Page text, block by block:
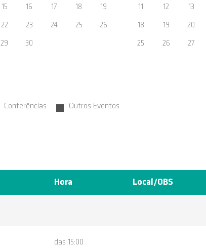
15 16 17 18 19
22 23 24 25 26
29 30
11 12 13
18 19 20
25 26 27
Conferências Outros Eventos
Hora Local/OBS
das 15:00